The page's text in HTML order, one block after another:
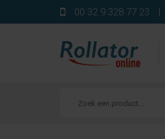
00 32 9 328 77 23 |